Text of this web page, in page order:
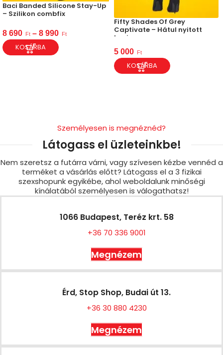
Baci Banded Silicone Stay-Up
– Szilikon combfix
8 690 Ft – 8 990 Ft
KOSÁRBA
Fifty Shades Of Grey
Captivate – Hátul nyitott
harisnya
5 000 Ft
KOSÁRBA
Személyesen is megnéznéd?
Látogass el üzleteinkbe!
Nem szeretsz a futárra várni, vagy szívesen kézbe vennéd a
terméket a vásárlás előtt? Látogass el a 3 fizikai
szexshopunk egyikébe, ahol weboldalunk minőségi
kínálatából személyesen is válogathatsz!
1066 Budapest, Teréz krt. 58
+36 70 336 9001
Megnézem
Érd, Stop Shop, Budai út 13.
+36 30 880 4230
Megnézem